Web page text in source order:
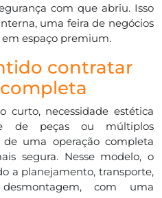
com que abriu. Isso
uma feira de negócios
espaço premium.
contratar
curto, necessidade estética
de peças ou múltiplos
uma operação completa
segura. Nesse modelo, o
a planejamento, transporte,
com uma